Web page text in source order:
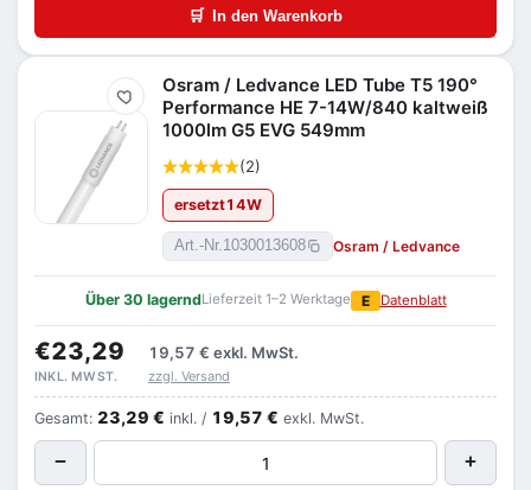
🛒 In den Warenkorb
Merken
Osram / Ledvance LED Tube T5 190°
Performance HE 7-14W/840 kaltweiß
1000lm G5 EVG 549mm
(2)
ersetzt14W
Art.-Nr.1030013608 Osram / Ledvance
Über 30 lagerndLieferzeit 1–2 Werktage E Datenblatt
€23,29 19,57 € exkl. MwSt.
INKL. MWST. zzgl. Versand
Gesamt: 23,29 € inkl. / 19,57 € exkl. MwSt.
− +